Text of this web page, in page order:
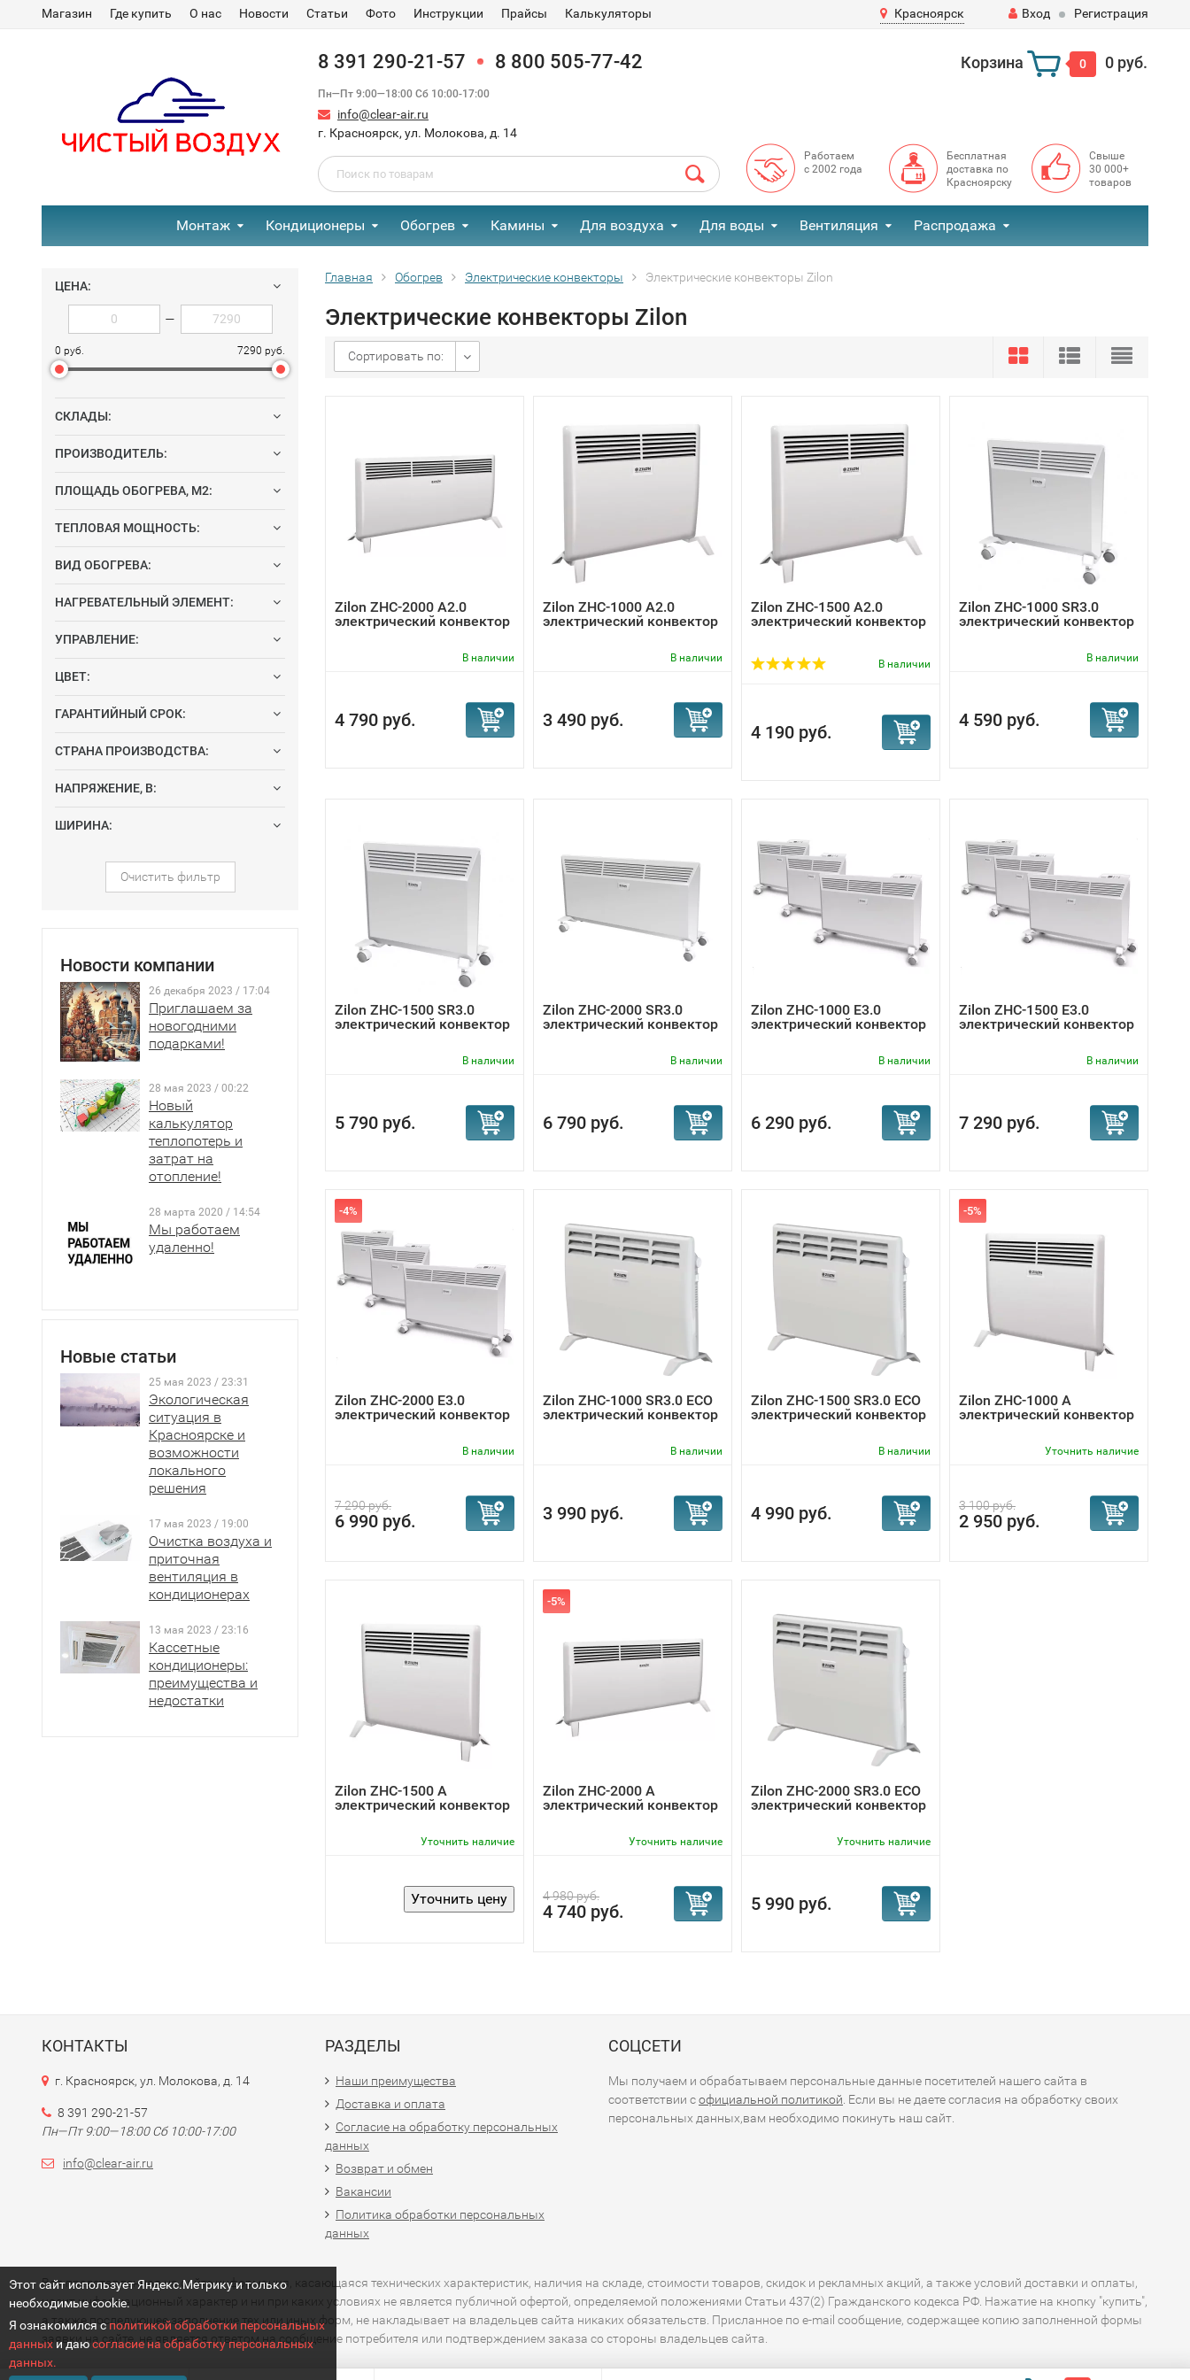
Этот сайт использует Яндекс.Метрику и только
необходимые cookie.
Я ознакомился с политикой обработки персональных
данных и даюсогласие на обработку персональных
данных.
Магазин Где купить О нас Новости Статьи Фото Инструкции Прайсы Калькуляторы Красноярск Вход Регистрация
8 391 290-21-57 8 800 505-77-42
Пн—Пт 9:00—18:00 Сб 10:00-17:00
info@clear-air.ru
г. Красноярск, ул. Молокова, д. 14
Корзина 0 0 руб.
Работаем
с 2002 года
Бесплатная
доставка по
Красноярску
Свыше
30 000+
товаров
Монтаж Кондиционеры Обогрев Камины Для воздуха Для воды Вентиляция Распродажа
ЦЕНА:
—
0 руб. 7290 руб.
СКЛАДЫ:
ПРОИЗВОДИТЕЛЬ:
ПЛОЩАДЬ ОБОГРЕВА, М2:
ТЕПЛОВАЯ МОЩНОСТЬ:
ВИД ОБОГРЕВА:
НАГРЕВАТЕЛЬНЫЙ ЭЛЕМЕНТ:
УПРАВЛЕНИЕ:
ЦВЕТ:
ГАРАНТИЙНЫЙ СРОК:
СТРАНА ПРОИЗВОДСТВА:
НАПРЯЖЕНИЕ, В:
ШИРИНА:
Очистить фильтр
Новости компании
26 декабря 2023 / 17:04
Приглашаем за
новогодними
подарками!
28 мая 2023 / 00:22
Новый
калькулятор
теплопотерь и
затрат на
отопление!
28 марта 2020 / 14:54
Мы работаем
удаленно!
Новые статьи
25 мая 2023 / 23:31
Экологическая
ситуация в
Красноярске и
возможности
локального
решения
17 мая 2023 / 19:00
Очистка воздуха и
приточная
вентиляция в
кондиционерах
13 мая 2023 / 23:16
Кассетные
кондиционеры:
преимущества и
недостатки
Главная Обогрев Электрические конвекторы Электрические конвекторы Zilon
Электрические конвекторы Zilon
Сортировать по:
Zilon ZHC-2000 А2.0
электрический конвектор
В наличии
4 790 руб.
Zilon ZHC-1000 А2.0
электрический конвектор
В наличии
3 490 руб.
Zilon ZHC-1500 А2.0
электрический конвектор
В наличии
4 190 руб.
Zilon ZHC-1000 SR3.0
электрический конвектор
В наличии
4 590 руб.
Zilon ZHC-1500 SR3.0
электрический конвектор
В наличии
5 790 руб.
Zilon ZHC-2000 SR3.0
электрический конвектор
В наличии
6 790 руб.
Zilon ZHC-1000 Е3.0
электрический конвектор
В наличии
6 290 руб.
Zilon ZHC-1500 Е3.0
электрический конвектор
В наличии
7 290 руб.
-4%
Zilon ZHC-2000 Е3.0
электрический конвектор
В наличии
7 290 руб.
6 990 руб.
Zilon ZHC-1000 SR3.0 ECO
электрический конвектор
В наличии
3 990 руб.
Zilon ZHC-1500 SR3.0 ECO
электрический конвектор
В наличии
4 990 руб.
-5%
Zilon ZHC-1000 А
электрический конвектор
Уточнить наличие
3 100 руб.
2 950 руб.
Zilon ZHC-1500 А
электрический конвектор
Уточнить наличие
-5%
Zilon ZHC-2000 А
электрический конвектор
Уточнить наличие
4 980 руб.
4 740 руб.
Zilon ZHC-2000 SR3.0 ECO
электрический конвектор
Уточнить наличие
5 990 руб.
КОНТАКТЫ
г. Красноярск, ул. Молокова, д. 14
8 391 290-21-57
Пн—Пт 9:00—18:00 Сб 10:00-17:00
info@clear-air.ru
РАЗДЕЛЫ
Наши преимущества
Доставка и оплата
Согласие на обработку персональных
данных
Возврат и обмен
Вакансии
Политика обработки персональных
данных
СОЦСЕТИ
Мы получаем и обрабатываем персональные данные посетителей нашего сайта в
соответствии софициальной политикой . Если вы не даете согласия на обработку своих
персональных данных,вам необходимо покинуть наш сайт.
Вся представленная на сайте информация, касающаяся технических характеристик, наличия на складе, стоимости товаров, скидок и рекламных акций, а также условий доставки и оплаты,
носит информационный характер и ни при каких условиях не является публичной офертой, определяемой положениями Статьи 437(2) Гражданского кодекса РФ. Нажатие на кнопку "купить",
а также последующее заполнение тех или иных форм, не накладывает на владельцев сайта никаких обязательств. Присланное по e-mail сообщение, содержащее копию заполненной формы
заявки на сайте, не является ответом на сообщение потребителя или подтверждением заказа со стороны владельцев сайта.